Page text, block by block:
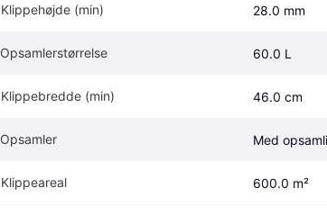
Klippehøjde (min) 28.0 mm
Opsamlerstørrelse 60.0 L
Klippebredde (min) 46.0 cm
Opsamler Med
Klippeareal 600.0 m²